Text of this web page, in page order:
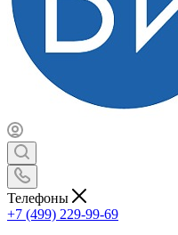
Телефоны
+7 (499) 229-99-69